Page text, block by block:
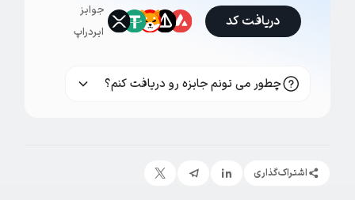
جوایز
ایردراپ
دریافت کد
چطور می تونم جایزه رو دریافت کنم؟
اشتراک‌گذاری